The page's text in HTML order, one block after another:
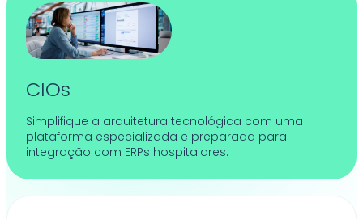
CIOs
Simplifique a arquitetura tecnológica com uma
plataforma especializada e preparada para
integração com ERPs hospitalares.